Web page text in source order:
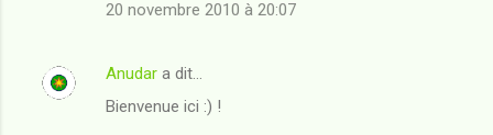
i
20 novembre 2010 à 20:07
Anudar a dit…
Bienvenue ici :) !